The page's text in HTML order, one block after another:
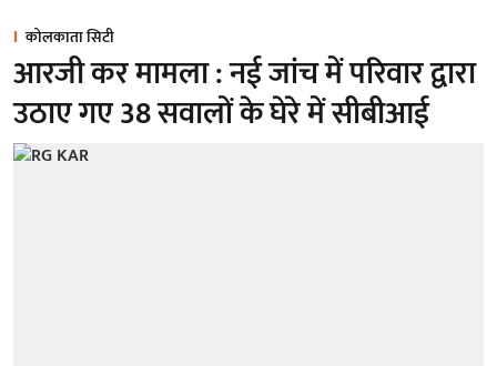
कोलकाता सिटी
आरजी कर मामला : नई जांच में परिवार द्वारा
उठाए गए 38 सवालों के घेरे में सीबीआई